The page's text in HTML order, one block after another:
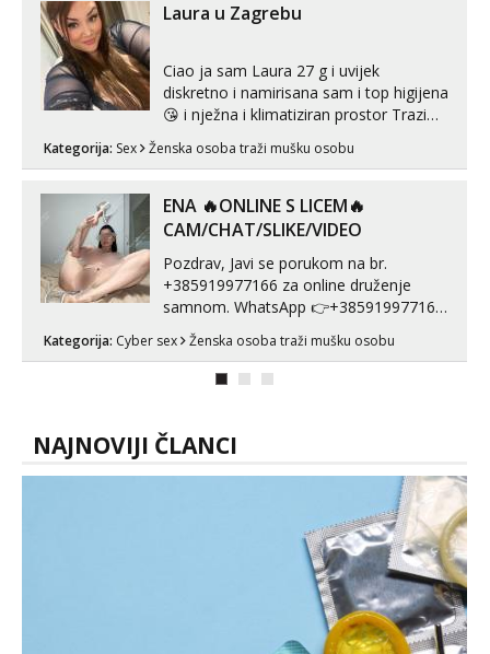
Laura u Zagrebu
Ciao ja sam Laura 27 g i uvijek
diskretno i namirisana sam i top higijena
😘 i nježna i klimatiziran prostor Trazim
Pusenje i gutanje sperme Erotsko rublje
tijelu Iskljucivo neradim analni !!! I
neljubim se Wha...
Kategorija: Sex Ženska osoba traži mušku osobu
ENA 🔥ONLINE S LICEM🔥
CAM/CHAT/SLIKE/VIDEO
Pozdrav, Javi se porukom na br.
+385919977166 za online druženje
samnom. WhatsApp 👉+385919977166
Telegram 👉@enafriedrichkis Radim
videopozive s licem, solo i s partnerom,
kolegicama (Tina&Natali), razne
seksa, puš...
Kategorija: Cyber sex Ženska osoba traži mušku osobu
NAJNOVIJI ČLANCI